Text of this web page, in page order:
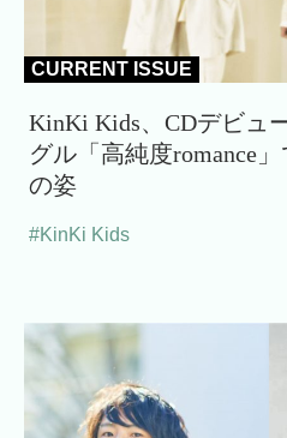
CURRENT ISSUE
KinKi Kids、CDデビュ
グル「高純度romance
の姿
#KinKi Kids